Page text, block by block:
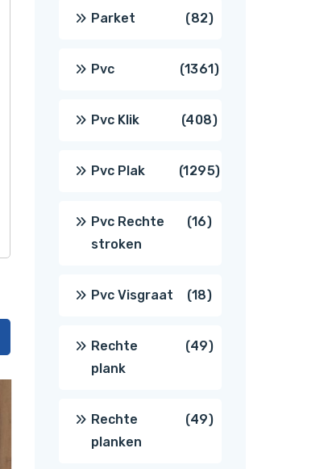
producten
Parket 8282
producten
Pvc 13611361
producten
Pvc Klik 408408
producten
Pvc Plak 12951295
Pvc Rechte
stroken
1616
Pvc Visgraat 1818
producten
Rechte
plank
4949
Rechte
planken
4949